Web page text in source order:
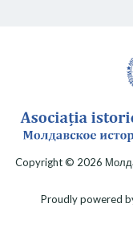
Copyright © 2026
Proudly powered